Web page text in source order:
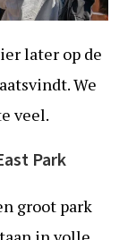
later op de
We
veel.
Park
groot park